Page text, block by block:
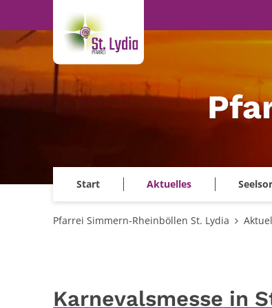
Start Aktuelles
Pfarrei Simmern-Rheinböllen St. Lydia
Karnevalsmesse in